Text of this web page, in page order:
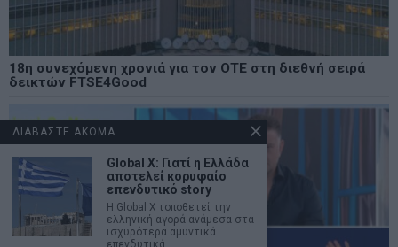
18η συνεχόμενη χρονιά για τον ΟΤΕ στη διεθνή σειρά
δεικτών FTSE4Good
ΔΙΑΒΑΣΤΕ ΑΚΟΜΑ
Global X: Γιατί η Ελλάδα
αποτελεί κορυφαίο
επενδυτικό story
Η Global X τοποθετεί την
ελληνική αγορά ανάμεσα στα
ισχυρότερα αμυντικά
επενδυτικά